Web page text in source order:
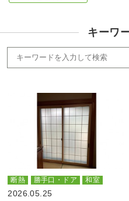
キーワ
断熱 勝手口・ドア 和室
2026.05.25